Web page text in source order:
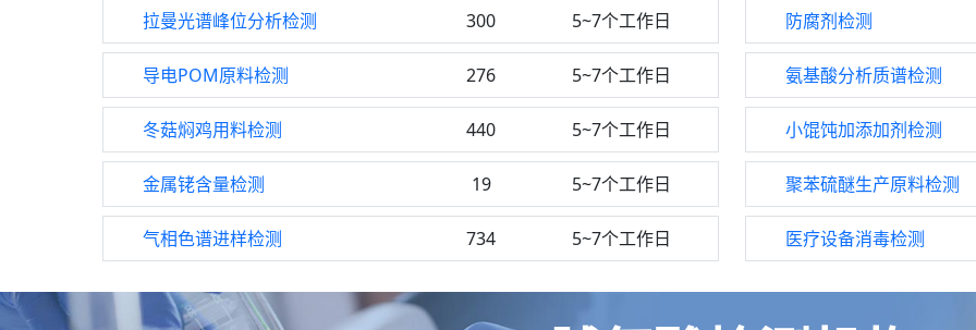
拉曼光谱峰位分析检测 300 5~7个工作日 防腐剂检测
导电POM原料检测 276 5~7个工作日 氨基酸分析质谱检测
冬菇焖鸡用料检测 440 5~7个工作日 小馄饨加添加剂检测
金属铑含量检测 19 5~7个工作日 聚苯硫醚生产原料检测
气相色谱进样检测 734 5~7个工作日 医疗设备消毒检测